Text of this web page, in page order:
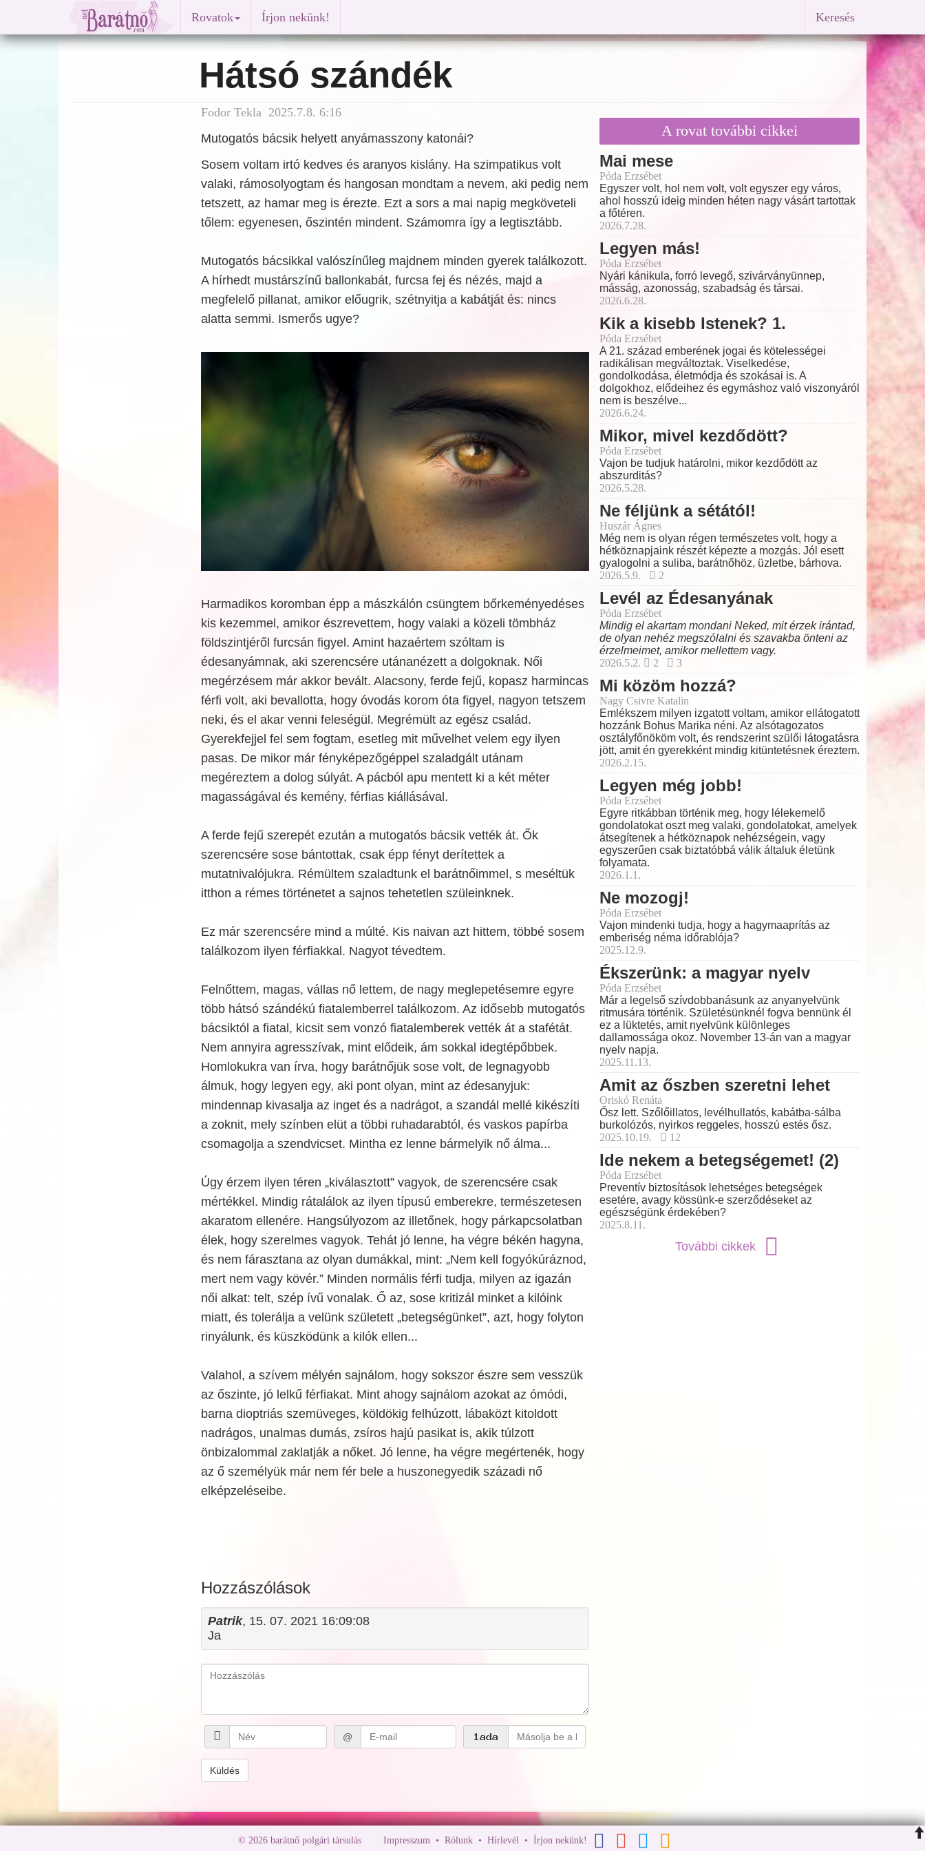
Rovatok Írjon nekünk! Keresés
Hátsó szándék
Fodor Tekla 2025.7.8. 6:16
Mutogatós bácsik helyett anyámasszony katonái?
Sosem voltam irtó kedves és aranyos kislány. Ha szimpatikus volt
valaki, rámosolyogtam és hangosan mondtam a nevem, aki pedig nem
tetszett, az hamar meg is érezte. Ezt a sors a mai napig megköveteli
tőlem: egyenesen, őszintén mindent. Számomra így a legtisztább.
Mutogatós bácsikkal valószínűleg majdnem minden gyerek találkozott.
A hírhedt mustárszínű ballonkabát, furcsa fej és nézés, majd a
megfelelő pillanat, amikor előugrik, szétnyitja a kabátját és: nincs
alatta semmi. Ismerős ugye?
Harmadikos koromban épp a mászkálón csüngtem bőrkeményedéses
kis kezemmel, amikor észrevettem, hogy valaki a közeli tömbház
földszintjéről furcsán figyel. Amint hazaértem szóltam is
édesanyámnak, aki szerencsére utánanézett a dolgoknak. Női
megérzésem már akkor bevált. Alacsony, ferde fejű, kopasz harmincas
férfi volt, aki bevallotta, hogy óvodás korom óta figyel, nagyon tetszem
neki, és el akar venni feleségül. Megrémült az egész család.
Gyerekfejjel fel sem fogtam, esetleg mit művelhet velem egy ilyen
pasas. De mikor már fényképezőgéppel szaladgált utánam
megéreztem a dolog súlyát. A pácból apu mentett ki a két méter
magasságával és kemény, férfias kiállásával.
A ferde fejű szerepét ezután a mutogatós bácsik vették át. Ők
szerencsére sose bántottak, csak épp fényt derítettek a
mutatnivalójukra. Rémültem szaladtunk el barátnőimmel, s meséltük
itthon a rémes történetet a sajnos tehetetlen szüleinknek.
Ez már szerencsére mind a múlté. Kis naivan azt hittem, többé sosem
találkozom ilyen férfiakkal. Nagyot tévedtem.
Felnőttem, magas, vállas nő lettem, de nagy meglepetésemre egyre
több hátsó szándékú fiatalemberrel találkozom. Az idősebb mutogatós
bácsiktól a fiatal, kicsit sem vonzó fiatalemberek vették át a stafétát.
Nem annyira agresszívak, mint elődeik, ám sokkal idegtépőbbek.
Homlokukra van írva, hogy barátnőjük sose volt, de legnagyobb
álmuk, hogy legyen egy, aki pont olyan, mint az édesanyjuk:
mindennap kivasalja az inget és a nadrágot, a szandál mellé kikészíti
a zoknit, mely színben elüt a többi ruhadarabtól, és vaskos papírba
csomagolja a szendvicset. Mintha ez lenne bármelyik nő álma...
Úgy érzem ilyen téren „kiválasztott” vagyok, de szerencsére csak
mértékkel. Mindig rátalálok az ilyen típusú emberekre, természetesen
akaratom ellenére. Hangsúlyozom az illetőnek, hogy párkapcsolatban
élek, hogy szerelmes vagyok. Tehát jó lenne, ha végre békén hagyna,
és nem fárasztana az olyan dumákkal, mint: „Nem kell fogyókúráznod,
mert nem vagy kövér.” Minden normális férfi tudja, milyen az igazán
női alkat: telt, szép ívű vonalak. Ő az, sose kritizál minket a kilóink
miatt, és tolerálja a velünk született „betegségünket”, azt, hogy folyton
rinyálunk, és küszködünk a kilók ellen...
Valahol, a szívem mélyén sajnálom, hogy sokszor észre sem vesszük
az őszinte, jó lelkű férfiakat. Mint ahogy sajnálom azokat az ómódi,
barna dioptriás szemüveges, köldökig felhúzott, lábaközt kitoldott
nadrágos, unalmas dumás, zsíros hajú pasikat is, akik túlzott
önbizalommal zaklatják a nőket. Jó lenne, ha végre megértenék, hogy
az ő személyük már nem fér bele a huszonegyedik századi nő
elképzeléseibe.
Hozzászólások
Patrik, 15. 07. 2021 16:09:08
Ja
@
Küldés
A rovat további cikkei
Mai mese
Póda Erzsébet
Egyszer volt, hol nem volt, volt egyszer egy város,
ahol hosszú ideig minden héten nagy vásárt tartottak
a főtéren.
2026.7.28.
Legyen más!
Póda Erzsébet
Nyári kánikula, forró levegő, szivárványünnep,
másság, azonosság, szabadság és társai.
2026.6.28.
Kik a kisebb Istenek? 1.
Póda Erzsébet
A 21. század emberének jogai és kötelességei
radikálisan megváltoztak. Viselkedése,
gondolkodása, életmódja és szokásai is. A
dolgokhoz, elődeihez és egymáshoz való viszonyáról
nem is beszélve...
2026.6.24.
Mikor, mivel kezdődött?
Póda Erzsébet
Vajon be tudjuk határolni, mikor kezdődött az
abszurditás?
2026.5.28.
Ne féljünk a sétától!
Huszár Ágnes
Még nem is olyan régen természetes volt, hogy a
hétköznapjaink részét képezte a mozgás. Jól esett
gyalogolni a suliba, barátnőhöz, üzletbe, bárhova.
2026.5.9.
2
Levél az Édesanyának
Póda Erzsébet
Mindig el akartam mondani Neked, mit érzek irántad,
de olyan nehéz megszólalni és szavakba önteni az
érzelmeimet, amikor mellettem vagy.
2026.5.2.
2 3
Mi közöm hozzá?
Nagy Csivre Katalin
Emlékszem milyen izgatott voltam, amikor ellátogatott
hozzánk Bohus Marika néni. Az alsótagozatos
osztályfőnököm volt, és rendszerint szülői látogatásra
jött, amit én gyerekként mindig kitüntetésnek éreztem.
2026.2.15.
Legyen még jobb!
Póda Erzsébet
Egyre ritkábban történik meg, hogy lélekemelő
gondolatokat oszt meg valaki, gondolatokat, amelyek
átsegítenek a hétköznapok nehézségein, vagy
egyszerűen csak biztatóbbá válik általuk életünk
folyamata.
2026.1.1.
Ne mozogj!
Póda Erzsébet
Vajon mindenki tudja, hogy a hagymaaprítás az
emberiség néma időrablója?
2025.12.9.
Ékszerünk: a magyar nyelv
Póda Erzsébet
Már a legelső szívdobbanásunk az anyanyelvünk
ritmusára történik. Születésünknél fogva bennünk él
ez a lüktetés, amit nyelvünk különleges
dallamossága okoz. November 13-án van a magyar
nyelv napja.
2025.11.13.
Amit az őszben szeretni lehet
Oriskó Renáta
Ősz lett. Szőlőillatos, levélhullatós, kabátba-sálba
burkolózós, nyirkos reggeles, hosszú estés ősz.
2025.10.19.
12
Ide nekem a betegségemet! (2)
Póda Erzsébet
Preventív biztosítások lehetséges betegségek
esetére, avagy kössünk-e szerződéseket az
egészségünk érdekében?
2025.8.11.
További cikkek
© 2026 barátnő polgári társulás Impresszum • Rólunk• Hírlevél • Írjon nekünk!